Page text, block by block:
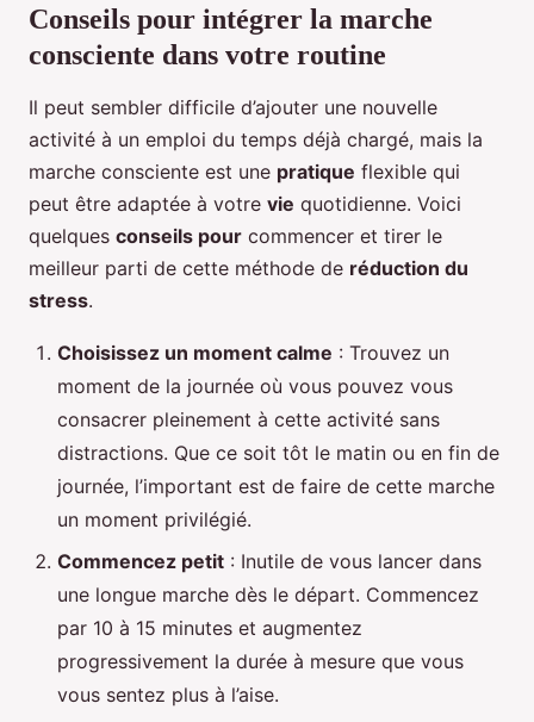
Conseils pour intégrer la marche
consciente dans votre routine
Il peut sembler difficile d’ajouter une nouvelle
activité à un emploi du temps déjà chargé, mais la
marche consciente est une pratique flexible qui
peut être adaptée à votre vie quotidienne. Voici
quelques conseils pour commencer et tirer le
meilleur parti de cette méthode de réduction du
stress.
Choisissez un moment calme : Trouvez un
moment de la journée où vous pouvez vous
consacrer pleinement à cette activité sans
distractions. Que ce soit tôt le matin ou en fin de
journée, l’important est de faire de cette marche
un moment privilégié.
Commencez petit : Inutile de vous lancer dans
une longue marche dès le départ. Commencez
par 10 à 15 minutes et augmentez
progressivement la durée à mesure que vous
vous sentez plus à l’aise.